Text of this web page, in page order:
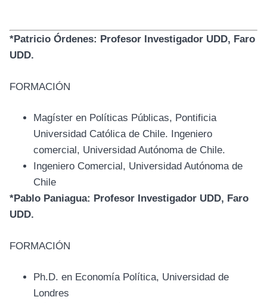
*Patricio Órdenes: Profesor Investigador UDD, Faro
UDD.
FORMACIÓN
Magíster en Políticas Públicas, Pontificia
Universidad Católica de Chile. Ingeniero
comercial, Universidad Autónoma de Chile.
Ingeniero Comercial, Universidad Autónoma de
Chile
*Pablo Paniagua: Profesor Investigador UDD, Faro
UDD.
FORMACIÓN
Ph.D. en Economía Política, Universidad de
Londres